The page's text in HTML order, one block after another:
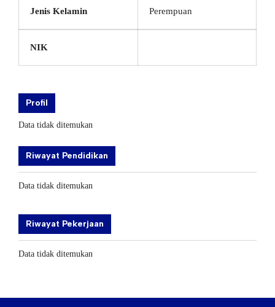
Jenis Kelamin Perempuan
NIK
Profil
Data tidak ditemukan
Riwayat Pendidikan
Data tidak ditemukan
Riwayat Pekerjaan
Data tidak ditemukan